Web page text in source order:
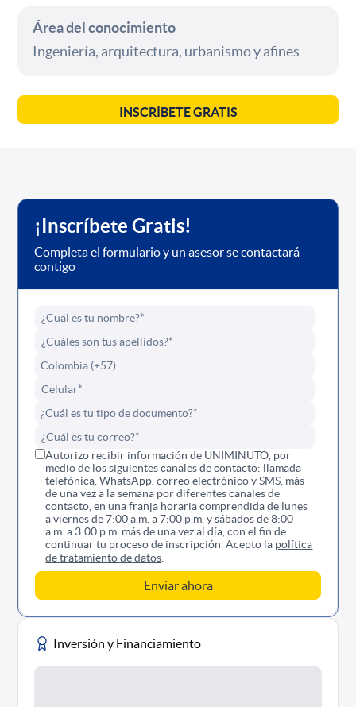
Área del conocimiento
Ingeniería, arquitectura, urbanismo y afines
INSCRÍBETE GRATIS
¡Inscríbete Gratis!
Completa el formulario y un asesor se contactará
contigo
Autorizo recibir información de UNIMINUTO, por
medio de los siguientes canales de contacto: llamada
telefónica, WhatsApp, correo electrónico y SMS, más
de una vez a la semana por diferentes canales de
contacto, en una franja horaria comprendida de lunes
a viernes de 7:00 a.m. a 7:00 p.m. y sábados de 8:00
a.m. a 3:00 p.m. más de una vez al día, con el fin de
continuar tu proceso de inscripción. Acepto la política
de tratamiento de datos
Inversión y Financiamiento